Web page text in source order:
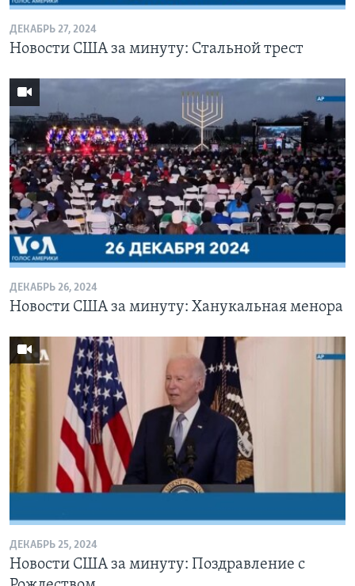
ДЕКАБРЬ 27, 2024
Новости США за минуту: Стальной трест
ДЕКАБРЬ 26, 2024
Новости США за минуту: Ханукальная менора
ДЕКАБРЬ 25, 2024
Новости США за минуту: Поздравление с